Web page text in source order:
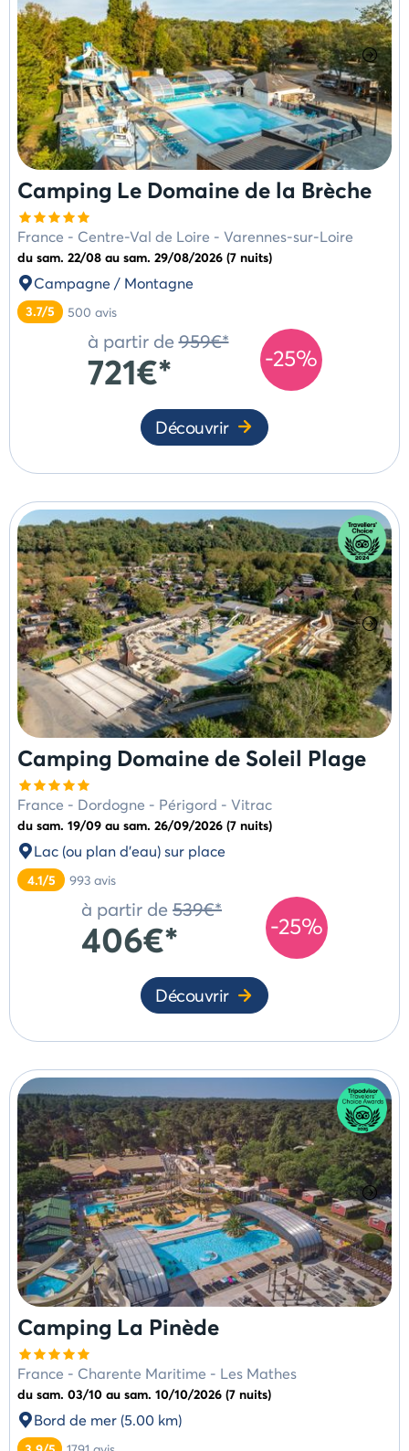
Camping Le Domaine de la Brèche
France - Centre-Val de Loire - Varennes-sur-Loire
du sam. 22/08 au sam. 29/08/2026 (7 nuits)
Campagne / Montagne
3.7/5 500 avis
-25%
à partir de 959€*
721€*
Découvrir
Camping Domaine de Soleil Plage
France - Dordogne - Périgord - Vitrac
du sam. 19/09 au sam. 26/09/2026 (7 nuits)
Lac (ou plan d'eau) sur place
4.1/5 993 avis
-25%
à partir de 539€*
406€*
Découvrir
Camping La Pinède
France - Charente Maritime - Les Mathes
du sam. 03/10 au sam. 10/10/2026 (7 nuits)
Bord de mer (5.00 km)